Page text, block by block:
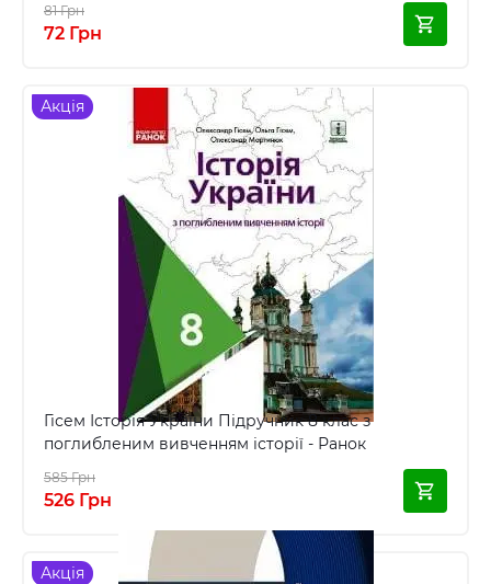
81 Грн
72 Грн
Акція
Гісем Історія України Підручник 8 клас з
поглибленим вивченням історії - Ранок
585 Грн
526 Грн
Акція